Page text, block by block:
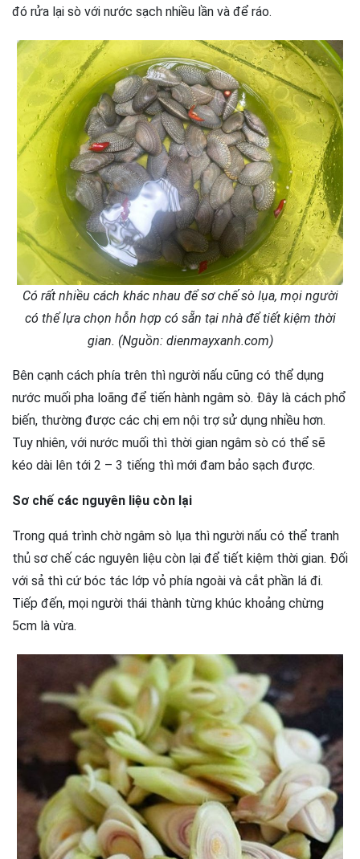
đó rửa lại sò với nước sạch nhiều lần và để ráo.
Có rất nhiều cách khác nhau để sơ chế sò lụa, mọi người
có thể lựa chọn hỗn hợp có sẵn tại nhà để tiết kiệm thời
gian. (Nguồn: dienmayxanh.com)
Bên cạnh cách phía trên thì người nấu cũng có thể dụng
nước muối pha loãng để tiến hành ngâm sò. Đây là cách phổ
biến, thường được các chị em nội trợ sử dụng nhiều hơn.
Tuy nhiên, với nước muối thì thời gian ngâm sò có thể sẽ
kéo dài lên tới 2 – 3 tiếng thì mới đam bảo sạch được.
Sơ chế các nguyên liệu còn lại
Trong quá trình chờ ngâm sò lụa thì người nấu có thể tranh
thủ sơ chế các nguyên liệu còn lại để tiết kiệm thời gian. Đối
với sả thì cứ bóc tác lớp vỏ phía ngoài và cắt phần lá đi.
Tiếp đến, mọi người thái thành từng khúc khoảng chừng
5cm là vừa.